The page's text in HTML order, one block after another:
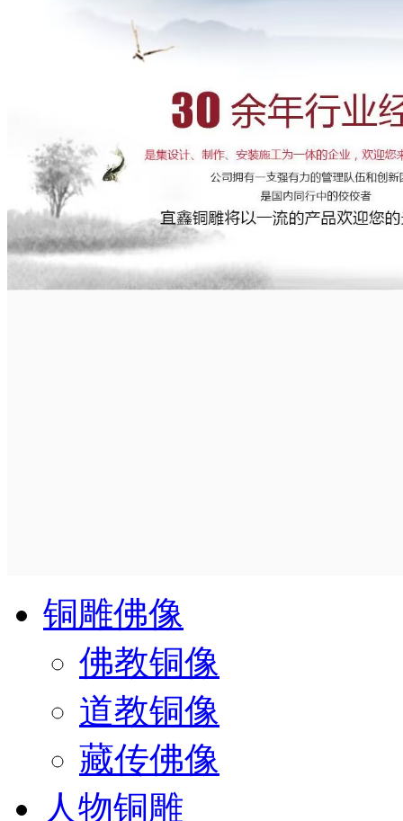
铜雕佛像
佛教铜像
道教铜像
藏传佛像
人物铜雕